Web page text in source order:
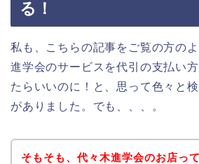
る！
私も、こちらの記事をご覧の方の
進学会のサービスを代引の支払い
たらいいのに！と、思って色々と
がありました。でも、、、。
そもそも、代々木進学会のお店っ